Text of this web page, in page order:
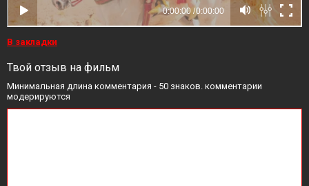
В закладки
Твой отзыв на фильм
Минимальная длина комментария - 50 знаков. комментарии
модерируются